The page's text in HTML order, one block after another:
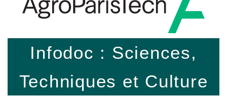
Infodoc : Sciences,
Techniques et Culture